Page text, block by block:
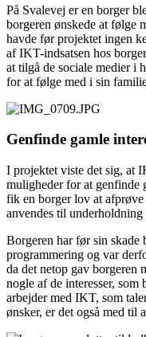
På Svalevej er en borger
borgeren ønskede at følge
havde før projektet ingen
af IKT-indsatsen hos
at tilgå de sociale medier i
for at følge med i sin
Genfinde gamle
I projektet viste det sig, at
muligheder for at genfinde
fik en borger lov at
anvendes til
Borgeren har før sin skade
programmering og var
da det netop gav borgeren
nogle af de interesser,
arbejder med IKT, som
ønsker, er det også med til